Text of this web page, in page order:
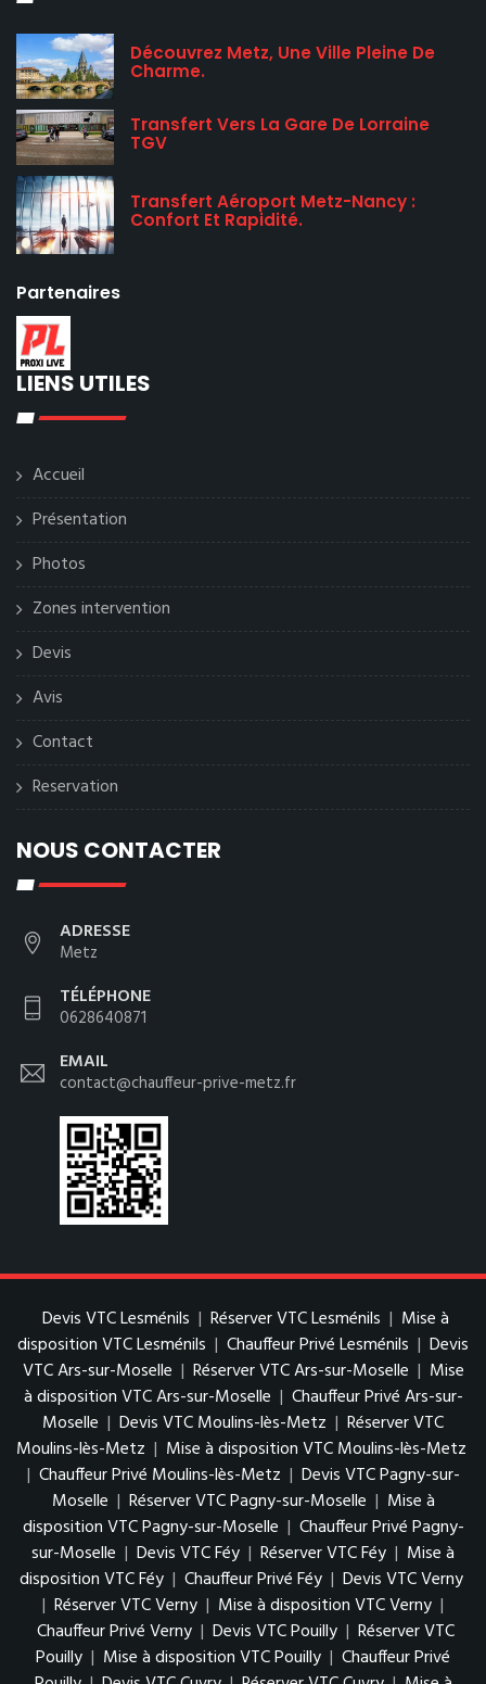
Découvrez Metz, Une Ville Pleine De
Charme.
Transfert Vers La Gare De Lorraine
TGV
Transfert Aéroport Metz-Nancy :
Confort Et Rapidité.
Partenaires
LIENS UTILES
Accueil
Présentation
Photos
Zones intervention
Devis
Avis
Contact
Reservation
NOUS CONTACTER
ADRESSE
Metz
TÉLÉPHONE
0628640871
EMAIL
contact@chauffeur-prive-metz.fr
Devis VTC Lesménils | Réserver VTC Lesménils | Mise à
disposition VTC Lesménils | Chauffeur Privé Lesménils | Devis
VTC Ars-sur-Moselle | Réserver VTC Ars-sur-Moselle | Mise
à disposition VTC Ars-sur-Moselle | Chauffeur Privé Ars-sur-
Moselle | Devis VTC Moulins-lès-Metz | Réserver VTC
Moulins-lès-Metz | Mise à disposition VTC Moulins-lès-Metz
| Chauffeur Privé Moulins-lès-Metz | Devis VTC Pagny-sur-
Moselle | Réserver VTC Pagny-sur-Moselle | Mise à
disposition VTC Pagny-sur-Moselle | Chauffeur Privé Pagny-
sur-Moselle | Devis VTC Féy | Réserver VTC Féy | Mise à
disposition VTC Féy | Chauffeur Privé Féy | Devis VTC Verny
| Réserver VTC Verny | Mise à disposition VTC Verny |
Chauffeur Privé Verny | Devis VTC Pouilly | Réserver VTC
Pouilly | Mise à disposition VTC Pouilly | Chauffeur Privé